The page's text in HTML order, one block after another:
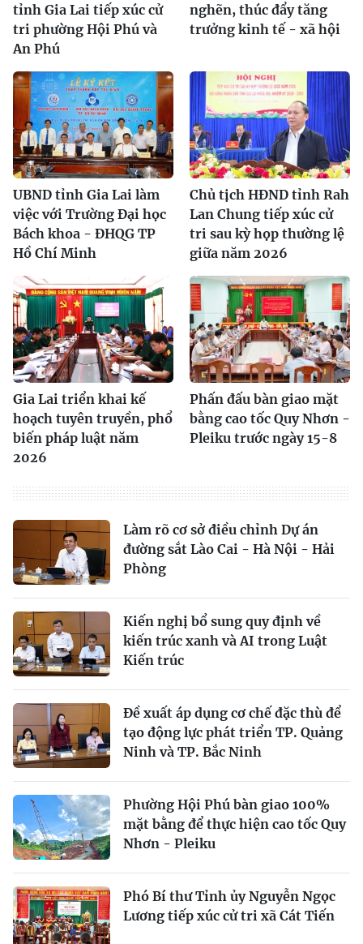
tỉnh Gia Lai tiếp xúc cử
tri phường Hội Phú và
An Phú
nghẽn, thúc đẩy tăng
trưởng kinh tế - xã hội
UBND tỉnh Gia Lai làm
việc với Trường Đại học
Bách khoa - ĐHQG TP
Hồ Chí Minh
Chủ tịch HĐND tỉnh Rah
Lan Chung tiếp xúc cử
tri sau kỳ họp thường lệ
giữa năm 2026
Gia Lai triển khai kế
hoạch tuyên truyền, phổ
biến pháp luật năm
2026
Phấn đấu bàn giao mặt
bằng cao tốc Quy Nhơn -
Pleiku trước ngày 15-8
Làm rõ cơ sở điều chỉnh Dự án
đường sắt Lào Cai - Hà Nội - Hải
Phòng
Kiến nghị bổ sung quy định về
kiến trúc xanh và AI trong Luật
Kiến trúc
Đề xuất áp dụng cơ chế đặc thù để
tạo động lực phát triển TP. Quảng
Ninh và TP. Bắc Ninh
Phường Hội Phú bàn giao 100%
mặt bằng để thực hiện cao tốc Quy
Nhơn - Pleiku
Phó Bí thư Tỉnh ủy Nguyễn Ngọc
Lương tiếp xúc cử tri xã Cát Tiến